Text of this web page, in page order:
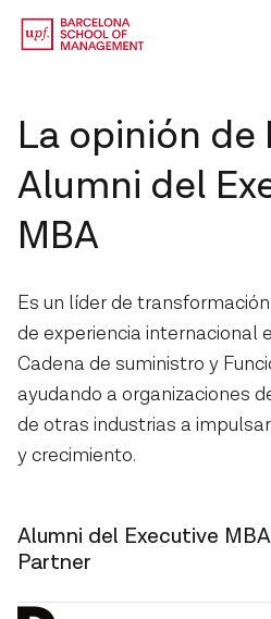
La opinión de
Alumni del
MBA
Es un líder de
de experiencia internacional
Cadena de suministro y
ayudando a organizaciones
de otras industrias a
y crecimiento.
Alumni del Executive MBA
Partner